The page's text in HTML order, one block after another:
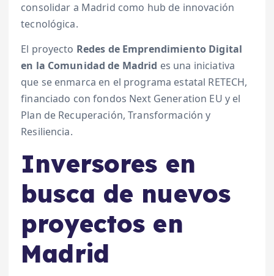
consolidar a Madrid como hub de innovación
tecnológica.
El proyecto Redes de Emprendimiento Digital
en la Comunidad de Madrid es una iniciativa
que se enmarca en el programa estatal RETECH,
financiado con fondos Next Generation EU y el
Plan de Recuperación, Transformación y
Resiliencia.
Inversores en
busca de nuevos
proyectos en
Madrid